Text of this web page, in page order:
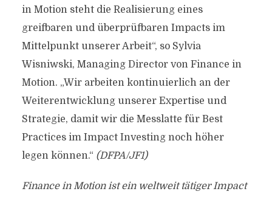
in Motion steht die Realisierung eines
greifbaren und überprüfbaren Impacts im
Mittelpunkt unserer Arbeit“, so Sylvia
Wisniwski, Managing Director von Finance in
Motion. „Wir arbeiten kontinuierlich an der
Weiterentwicklung unserer Expertise und
Strategie, damit wir die Messlatte für Best
Practices im Impact Investing noch höher
legen können.“ (DFPA/JF1)
Finance in Motion ist ein weltweit tätiger Impact